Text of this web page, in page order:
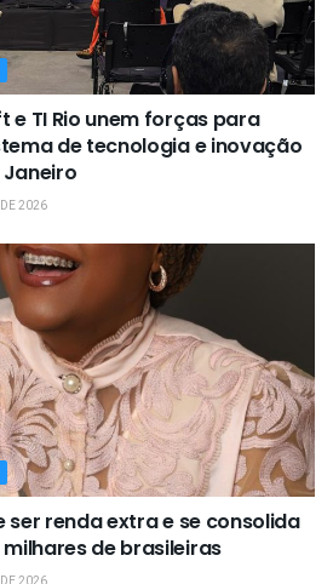
e TI Rio unem forças para
de tecnologia e inovação
Janeiro
2026
renda extra e se consolida
de brasileiras